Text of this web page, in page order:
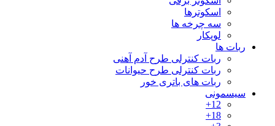
اسکوترها
سه چرخه ها
لوپکار
ربات ها
ربات کنترلی طرح آدم آهنی
ربات کنترلی طرح حیوانات
ربات های باتری خور
سیسمونی
12+
18+